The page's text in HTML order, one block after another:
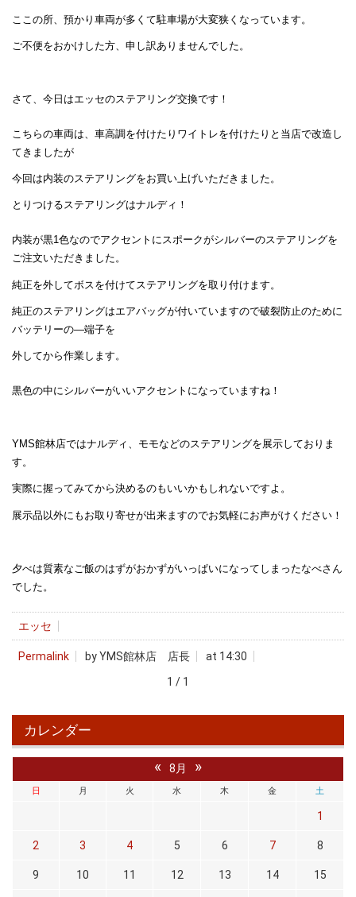
ここの所、預かり車両が多くて駐車場が大変狭くなっています。
ご不便をおかけした方、申し訳ありませんでした。
さて、今日はエッセのステアリング交換です！
こちらの車両は、車高調を付けたりワイトレを付けたりと当店で改造し
てきましたが
今回は内装のステアリングをお買い上げいただきました。
とりつけるステアリングはナルディ！
内装が黒1色なのでアクセントにスポークがシルバーのステアリングを
ご注文いただきました。
純正を外してボスを付けてステアリングを取り付けます。
純正のステアリングはエアバッグが付いていますので破裂防止のために
バッテリーの―端子を
外してから作業します。
黒色の中にシルバーがいいアクセントになっていますね！
YMS館林店ではナルディ、モモなどのステアリングを展示しておりま
す。
実際に握ってみてから決めるのもいいかもしれないですよ。
展示品以外にもお取り寄せが出来ますのでお気軽にお声がけください！
夕べは質素なご飯のはずがおかずがいっぱいになってしまったなべさん
でした。
エッセ
Permalink by YMS館林店 店長
at 14:30
1 / 1
カレンダー
« 8月 »
日 月 火 水 木 金 土
1
2 3 4 5 6 7 8
9 10 11 12 13 14 15